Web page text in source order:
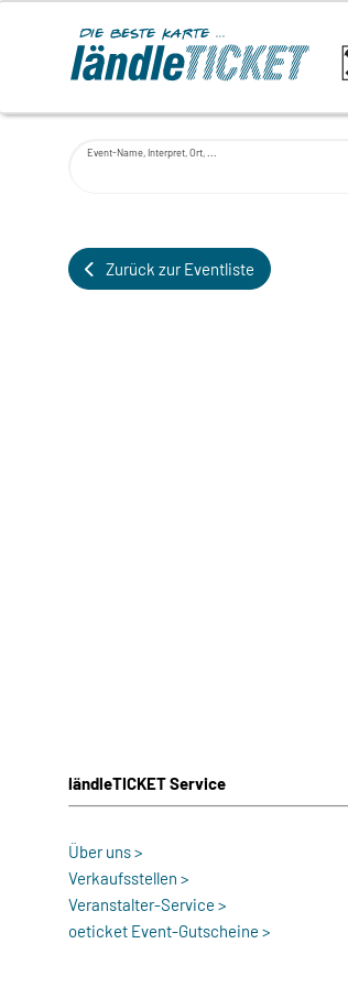
Event-Name, Interpret, Ort, ...
Zurück zur Eventliste
ländleTICKET Service
Über uns >
Verkaufsstellen >
Veranstalter-Service >
oeticket Event-Gutscheine >